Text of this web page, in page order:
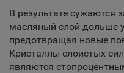
В результате сужаются
масляный слой дольше
предотвращая новые
Кристаллы слоистых
являются